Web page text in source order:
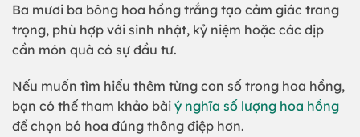
Ba mươi ba bông hoa hồng trắng tạo cảm giác trang
trọng, phù hợp với sinh nhật, kỷ niệm hoặc các dịp
cần món quà có sự đầu tư.
Nếu muốn tìm hiểu thêm từng con số trong hoa hồng,
bạn có thể tham khảo bài ý nghĩa số lượng hoa hồng
để chọn bó hoa đúng thông điệp hơn.